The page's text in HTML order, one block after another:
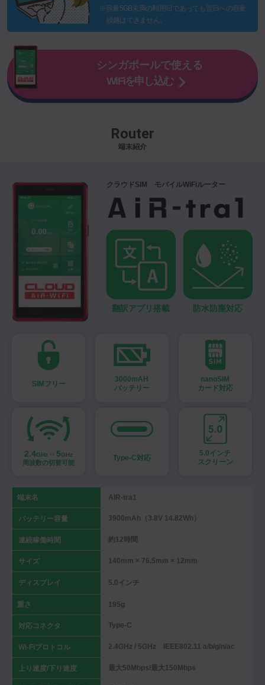
※容量5GB未満の利用日であっても翌日への容量
繰越はできません。
シンガポールで使える
WiFiを申し込む
Router
端末紹介
クラウドSIM モバイルWiFiルーター
翻訳アプリ搭載 防水防塵対応
SIMフリー
3000mAH
バッテリー
nanoSIM
カード対応
2.4GHz ⇔5GHz
周波数の切替可能
Type-C対応
5.0インチ
スクリーン
端末名 AIR-tra1
バッテリー容量 3900mAh（3.8V 14.82Wh）
連続稼働時間 約12時間
サイズ 140mm × 76.5mm × 12mm
ディスプレイ 5.0インチ
重さ 195g
対応コネクタ Type-C
Wi-Fiプロトコル 2.4GHz / 5GHz IEEE802.11 a/b/g/n/ac
上り速度/下り速度 最大50Mbps/最大150Mbps